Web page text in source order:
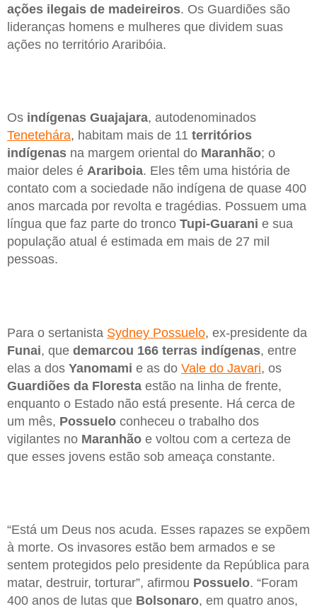
ações ilegais de madeireiros. Os Guardiões são
lideranças homens e mulheres que dividem suas
ações no território Araribóia.
Os indígenas Guajajara, autodenominados
Tenetehára, habitam mais de 11 territórios
indígenas na margem oriental do Maranhão; o
maior deles é Arariboia. Eles têm uma história de
contato com a sociedade não indígena de quase 400
anos marcada por revolta e tragédias. Possuem uma
língua que faz parte do tronco Tupi-Guarani e sua
população atual é estimada em mais de 27 mil
pessoas.
Para o sertanista Sydney Possuelo, ex-presidente da
Funai, que demarcou 166 terras indígenas, entre
elas a dos Yanomami e as do Vale do Javari, os
Guardiões da Floresta estão na linha de frente,
enquanto o Estado não está presente. Há cerca de
um mês, Possuelo conheceu o trabalho dos
vigilantes no Maranhão e voltou com a certeza de
que esses jovens estão sob ameaça constante.
“Está um Deus nos acuda. Esses rapazes se expõem
à morte. Os invasores estão bem armados e se
sentem protegidos pelo presidente da República para
matar, destruir, torturar”, afirmou Possuelo. “Foram
400 anos de lutas que Bolsonaro, em quatro anos,